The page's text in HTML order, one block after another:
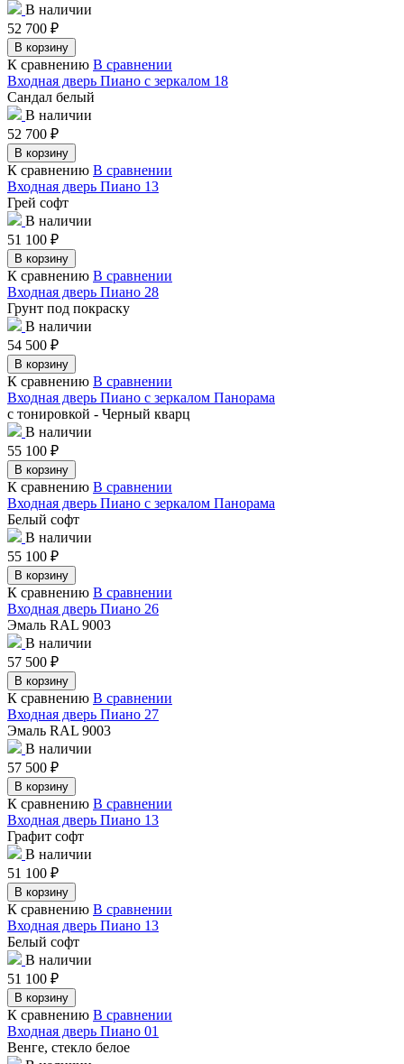
В наличии
52 700 ₽
В корзину
К сравнению В сравнении
Входная дверь Пиано с зеркалом 18
Сандал белый
В наличии
52 700 ₽
В корзину
К сравнению В сравнении
Входная дверь Пиано 13
Грей софт
В наличии
51 100 ₽
В корзину
К сравнению В сравнении
Входная дверь Пиано 28
Грунт под покраску
В наличии
54 500 ₽
В корзину
К сравнению В сравнении
Входная дверь Пиано с зеркалом Панорама
с тонировкой - Черный кварц
В наличии
55 100 ₽
В корзину
К сравнению В сравнении
Входная дверь Пиано с зеркалом Панорама
Белый софт
В наличии
55 100 ₽
В корзину
К сравнению В сравнении
Входная дверь Пиано 26
Эмаль RAL 9003
В наличии
57 500 ₽
В корзину
К сравнению В сравнении
Входная дверь Пиано 27
Эмаль RAL 9003
В наличии
57 500 ₽
В корзину
К сравнению В сравнении
Входная дверь Пиано 13
Графит софт
В наличии
51 100 ₽
В корзину
К сравнению В сравнении
Входная дверь Пиано 13
Белый софт
В наличии
51 100 ₽
В корзину
К сравнению В сравнении
Входная дверь Пиано 01
Венге, стекло белое